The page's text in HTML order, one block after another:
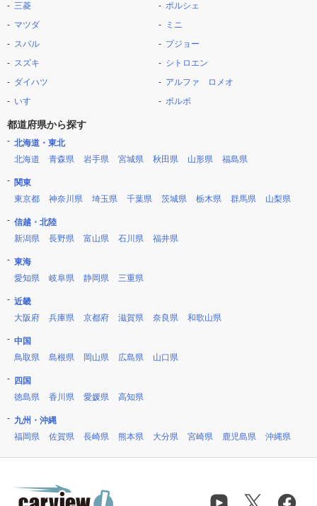
三菱
マツダ
スバル
スズキ
ダイハツ
いすゞ
ポルシェ
ミニ
プジョー
シトロエン
アルファ ロメオ
ボルボ
都道府県から探す
北海道・東北
北海道
青森県 岩手県 宮城県 秋田県 山形県 福島県
関東
東京都
神奈川県 埼玉県 千葉県 茨城県 栃木県 群馬県 山梨県
信越・北陸
新潟県
長野県 富山県 石川県 福井県
東海
愛知県
岐阜県 静岡県 三重県
近畿
大阪府
兵庫県 京都府 滋賀県 奈良県 和歌山県
中国
鳥取県
島根県 岡山県 広島県 山口県
四国
徳島県
香川県 愛媛県 高知県
九州・沖縄
福岡県
佐賀県 長崎県 熊本県 大分県 宮崎県 鹿児島県 沖縄県